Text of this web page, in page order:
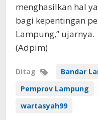
menghasilkan hal
bagi kepentingan
Lampung,” ujarnya.
(Adpim)
Ditag Bandar
Pemprov Lampung
wartasyah99